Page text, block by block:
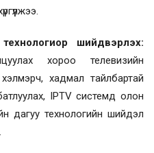
шийдвэрлэх:
хороо телевизийн
хэлмэрч, хадмал тайлбартай
IPTV системд олон
дагуу технологийн шийдэл